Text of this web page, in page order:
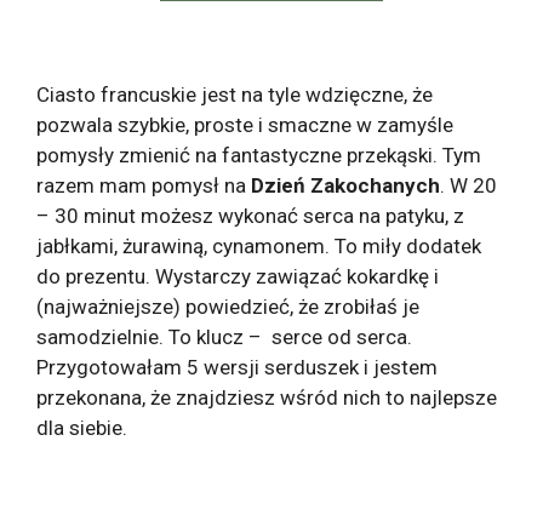
Ciasto francuskie jest na tyle wdzięczne, że
pozwala szybkie, proste i smaczne w zamyśle
pomysły zmienić na fantastyczne przekąski. Tym
razem mam pomysł na Dzień Zakochanych. W 20
– 30 minut możesz wykonać serca na patyku, z
jabłkami, żurawiną, cynamonem. To miły dodatek
do prezentu. Wystarczy zawiązać kokardkę i
(najważniejsze) powiedzieć, że zrobiłaś je
samodzielnie. To klucz – serce od serca.
Przygotowałam 5 wersji serduszek i jestem
przekonana, że znajdziesz wśród nich to najlepsze
dla siebie.